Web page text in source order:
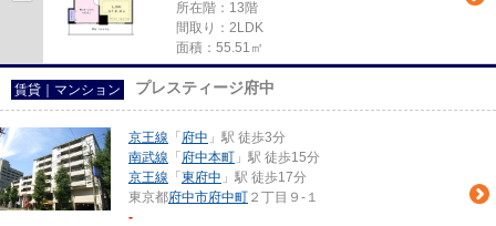
所在階：13階
間取り：2LDK
面積：55.51㎡
賃貸｜マンション プレスティージ府中
京王線 「 府中 」駅 徒歩3分
南武線 「 府中本町 」駅 徒歩15分
京王線 「 東府中 」駅 徒歩17分
東京都府中市府中町 ２丁目９-１
-